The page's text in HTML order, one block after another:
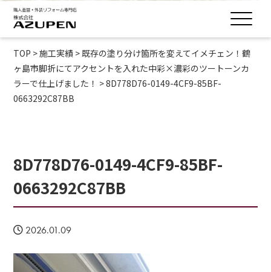
TOP >施工実績 >既存の塗り分け箇所を変えてイメチェン！鶴
ヶ島市脚折にてアクセントを入れた中彩×濃彩のツートーンカ
ラーで仕上げました！ >8D778D76-0149-4CF9-85BF-
0663292C87BB
8D778D76-0149-4CF9-85BF-
0663292C87BB
2026.01.09